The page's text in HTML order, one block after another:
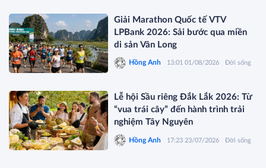
Giải Marathon Quốc tế VTV
LPBank 2026: Sải bước qua miền
di sản Vân Long
Hồng Anh 13:01 01/08/2026 Đời sống
Lễ hội Sầu riêng Đắk Lắk 2026: Từ
“vua trái cây” đến hành trình trải
nghiệm Tây Nguyên
Hồng Anh 17:23 23/07/2026 Đời sống